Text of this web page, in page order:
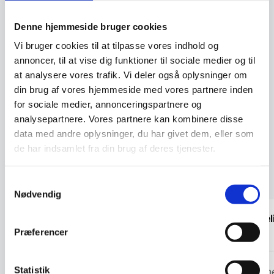
Denne hjemmeside bruger cookies
Vi bruger cookies til at tilpasse vores indhold og
annoncer, til at vise dig funktioner til sociale medier og til
at analysere vores trafik. Vi deler også oplysninger om
din brug af vores hjemmeside med vores partnere inden
for sociale medier, annonceringspartnere og
analysepartnere. Vores partnere kan kombinere disse
data med andre oplysninger, du har givet dem, eller som
de har indsamlet fra din brug af deres tjenester.
Nødvendig
Præferencer
Statistik
CK200L osteknivesæt m/
med 3 forskellige knive med et
lystskæfte af…
599,00 DKK
Vi prismatcher
i selen for at give en god oplevelse. Jeg
“